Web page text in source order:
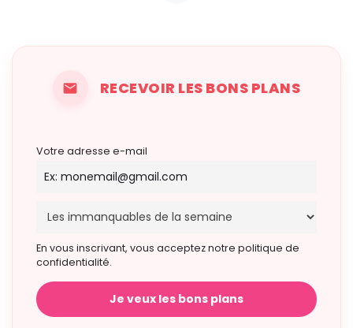
RECEVOIR LES BONS PLANS
Votre adresse e-mail
En vous inscrivant, vous acceptez notre politique de
confidentialité.